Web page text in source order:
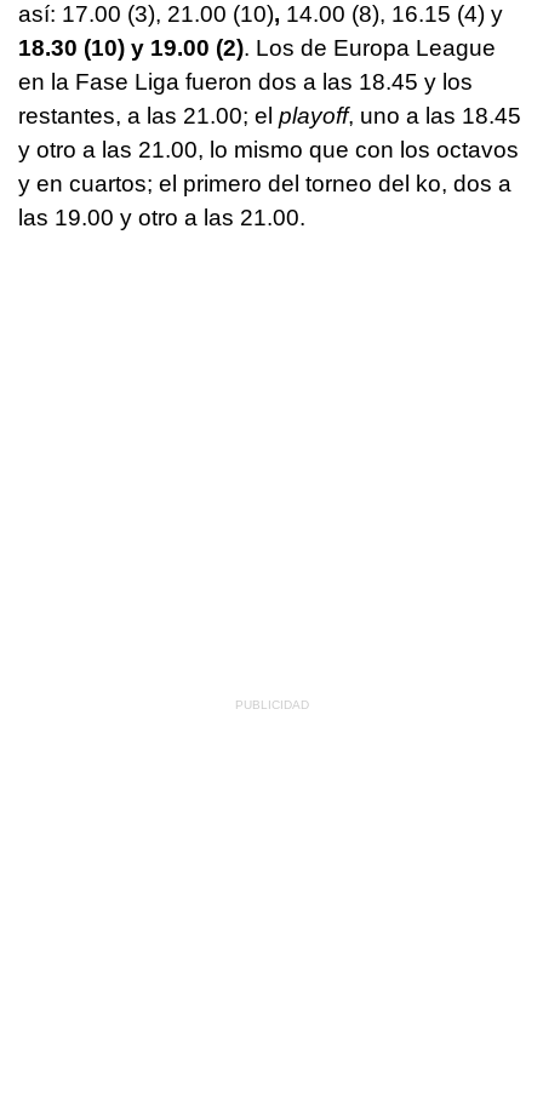
así: 17.00 (3), 21.00 (10), 14.00 (8), 16.15 (4) y
18.30 (10) y 19.00 (2). Los de Europa League
en la Fase Liga fueron dos a las 18.45 y los
restantes, a las 21.00; el playoff, uno a las 18.45
y otro a las 21.00, lo mismo que con los octavos
y en cuartos; el primero del torneo del ko, dos a
las 19.00 y otro a las 21.00.